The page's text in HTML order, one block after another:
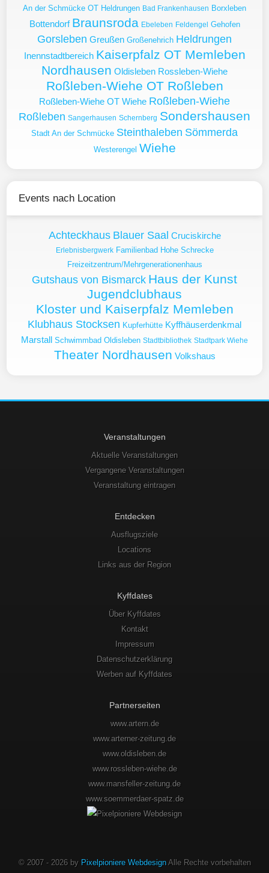
An der Schmücke OT Heldrungen Bad Frankenhausen Borxleben
Bottendorf Braunsroda Ebeleben Feldengel Gehofen
Gorsleben Greußen Großenehrich Heldrungen
Inennstadtbereich Kaiserpfalz OT Memleben
Nordhausen Oldisleben Rossleben-Wiehe
Roßleben-Wiehe OT Roßleben
Roßleben-Wiehe OT Wiehe Roßleben-Wiehe
Roßleben Sangerhausen Schernberg Sondershausen
Stadt An der Schmücke Steinthaleben Sömmerda
Westerengel Wiehe
Events nach Location
Achteckhaus Blauer Saal Cruciskirche
Erlebnisbergwerk Familienbad Hohe Schrecke
Freizeitzentrum/Mehrgenerationenhaus
Gutshaus von Bismarck Haus der Kunst
Jugendclubhaus
Kloster und Kaiserpfalz Memleben
Klubhaus Stocksen Kupferhütte Kyffhäuserdenkmal
Marstall Schwimmbad Oldisleben Stadtbibliothek Stadtpark Wiehe
Theater Nordhausen Volkshaus
Veranstaltungen
Aktuelle Veranstaltungen
Vergangene Veranstaltungen
Veranstaltung eintragen
Entdecken
Ausflugsziele
Locations
Links aus der Region
Kyffdates
Über Kyffdates
Kontakt
Impressum
Datenschutzerklärung
Werben auf Kyffdates
Partnerseiten
www.artern.de
www.arterner-zeitung.de
www.oldisleben.de
www.rossleben-wiehe.de
www.mansfeller-zeitung.de
www.soemmerdaer-spatz.de
© 2007 - 2026 by Pixelpioniere WebdesignAlle Rechte vorbehalten